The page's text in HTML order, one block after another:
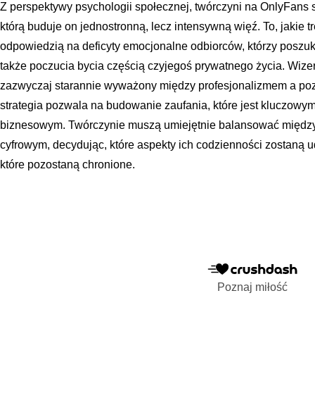
Z perspektywy psychologii społecznej, twórczyni na
którą buduje on jednostronną, lecz intensywną więź. To, jakie
odpowiedzią na deficyty emocjonalne odbiorców, którzy
także poczucia bycia częścią czyjegoś prywatnego życia.
zazwyczaj starannie wyważony między profesjonalizmem a
strategia pozwala na budowanie zaufania, które jest
biznesowym. Twórczynie muszą umiejętnie balansować
cyfrowym, decydując, które aspekty ich codzienności zostaną
które pozostaną chronione.
Poznaj miłość